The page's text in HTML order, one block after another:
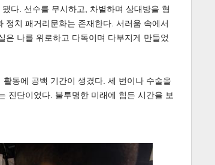
다. 선수를 무시하고, 차별하며 상대방을 형
정치 패거리문화는 존재한다. 서러움 속에서
나를 위로하고 다독이며 다부지게 만들었
동에 공백 기간이 생겼다. 세 번이나 수술을
진단이었다. 불투명한 미래에 힘든 시간을 보